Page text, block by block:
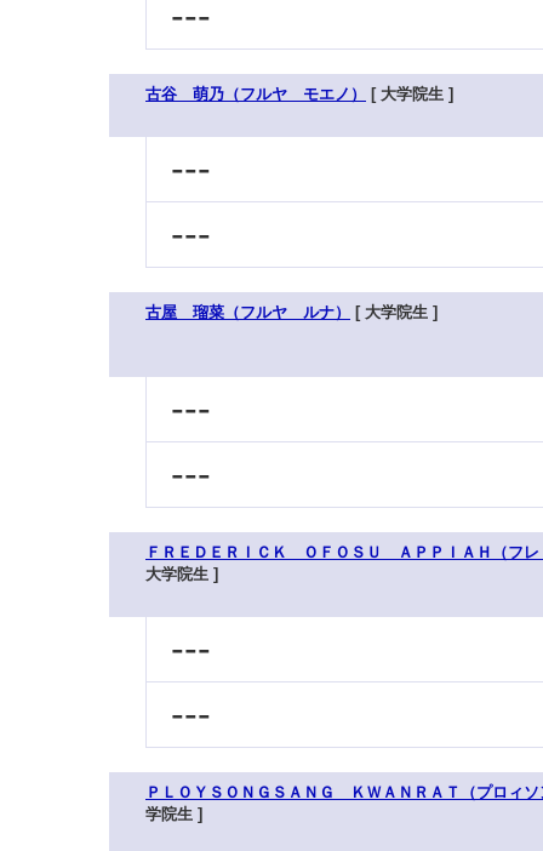
---
古谷 萌乃（フルヤ モエノ） [ 大学院生 ]
---
---
古屋 瑠菜（フルヤ ルナ） [ 大学院生 ]
---
---
ＦＲＥＤＥＲＩＣＫ ＯＦＯＳＵ ＡＰＰＩＡＨ（フ
大学院生 ]
---
---
ＰＬＯＹＳＯＮＧＳＡＮＧ ＫＷＡＮＲＡＴ（プロィ
学院生 ]